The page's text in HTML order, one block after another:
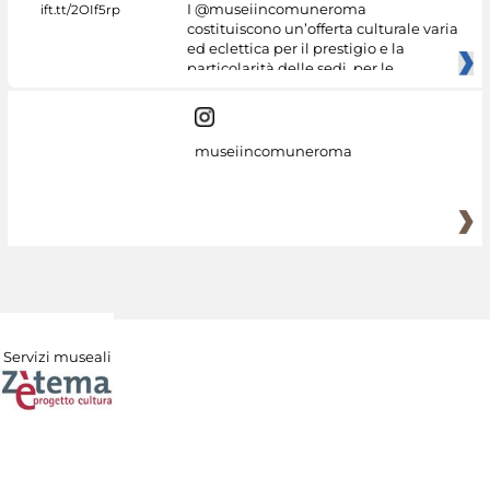
I @museiincomuneroma
costituiscono un’offerta culturale varia
ed eclettica per il prestigio e la
particolarità delle sedi, per le
museiincomuneroma
Servizi museali